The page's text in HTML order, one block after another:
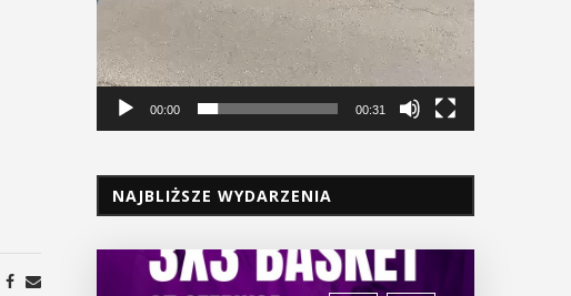
00:00 00:31
NAJBLIŻSZE WYDARZENIA